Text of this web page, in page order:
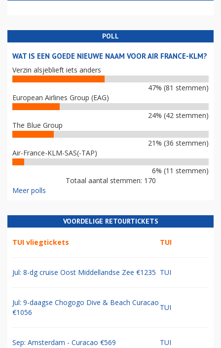
POLL
WAT IS EEN GOEDE NIEUWE NAAM VOOR AIR FRANCE-KLM?
Verzin alsjeblieft iets anders
47% (81 stemmen)
European Airlines Group (EAG)
24% (42 stemmen)
The Blue Group
21% (36 stemmen)
Air-France-KLM-SAS(-TAP)
6% (11 stemmen)
Totaal aantal stemmen: 170
Meer polls
VOORDELIGE RETOURTICKETS
TUI vliegtickets TUI
Jul: 8-dg cruise Oost Middellandse Zee €1235 TUI
Jul: 9-daagse Chogogo Dive & Beach Curacao
€1056
TUI
Sep: Amsterdam - Curacao €569 TUI